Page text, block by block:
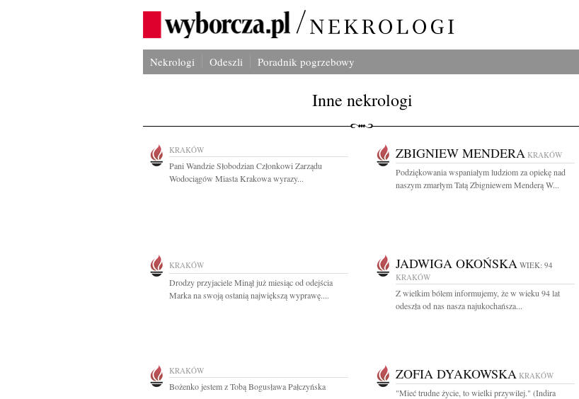
Nekrologi Odeszli Poradnik pogrzebowy
Inne nekrologi
KRAKÓW
Pani Wandzie Słobodzian Członkowi Zarządu
Wodociągów Miasta Krakowa wyrazy...
ZBIGNIEW MENDERA KRAKÓW
Podziękowania wspaniałym ludziom za opiekę nad
naszym zmarłym Tatą Zbigniewem Menderą W...
KRAKÓW
Drodzy przyjaciele Minął już miesiąc od odejścia
Marka na swoją ostanią największą wyprawę....
JADWIGA OKOŃSKA WIEK: 94
KRAKÓW
Z wielkim bólem informujemy, że w wieku 94 lat
odeszła od nas nasza najukochańsza...
KRAKÓW
Bożenko jestem z Tobą Bogusława Pałczyńska
ZOFIA DYAKOWSKA KRAKÓW
"Mieć trudne życie, to wielki przywilej." (Indira